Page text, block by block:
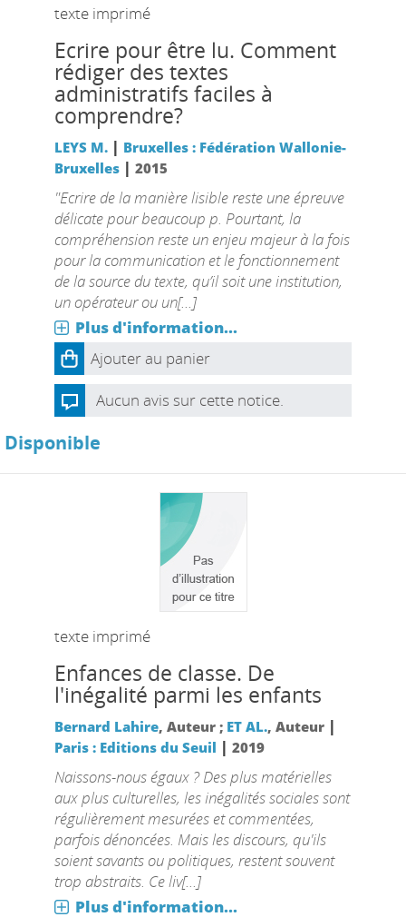
texte imprimé
Ecrire pour être lu. Comment
rédiger des textes
administratifs faciles à
comprendre?
LEYS M. | Bruxelles : Fédération Wallonie-
Bruxelles| 2015
"Ecrire de la manière lisible reste une épreuve
délicate pour beaucoup p. Pourtant, la
compréhension reste un enjeu majeur à la fois
pour la communication et le fonctionnement
de la source du texte, qu’il soit une institution,
un opérateur ou un[...]
Plus d'information...
Ajouter au panier
Aucun avis sur cette notice.
Disponible
texte imprimé
Enfances de classe. De
l'inégalité parmi les enfants
Bernard Lahire, Auteur ; ET AL., Auteur |
Paris : Editions du Seuil | 2019
Naissons-nous égaux ? Des plus matérielles
aux plus culturelles, les inégalités sociales sont
régulièrement mesurées et commentées,
parfois dénoncées. Mais les discours, qu'ils
soient savants ou politiques, restent souvent
trop abstraits. Ce liv[...]
Plus d'information...